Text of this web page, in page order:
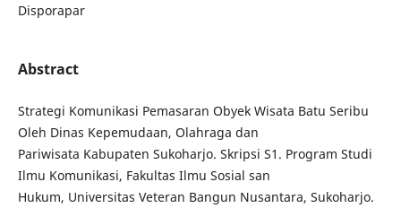
Disporapar
Abstract
Strategi Komunikasi Pemasaran Obyek Wisata Batu Seribu
Oleh Dinas Kepemudaan, Olahraga dan
Pariwisata Kabupaten Sukoharjo. Skripsi S1. Program Studi
Ilmu Komunikasi, Fakultas Ilmu Sosial san
Hukum, Universitas Veteran Bangun Nusantara, Sukoharjo.